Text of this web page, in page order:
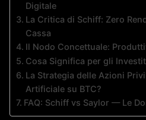
Digitale
La Critica di Schiff: Zero
Cassa
Il Nodo Concettuale:
Cosa Significa per gli
La Strategia delle Azioni
Artificiale su BTC?
FAQ: Schiff vs Saylor — Le